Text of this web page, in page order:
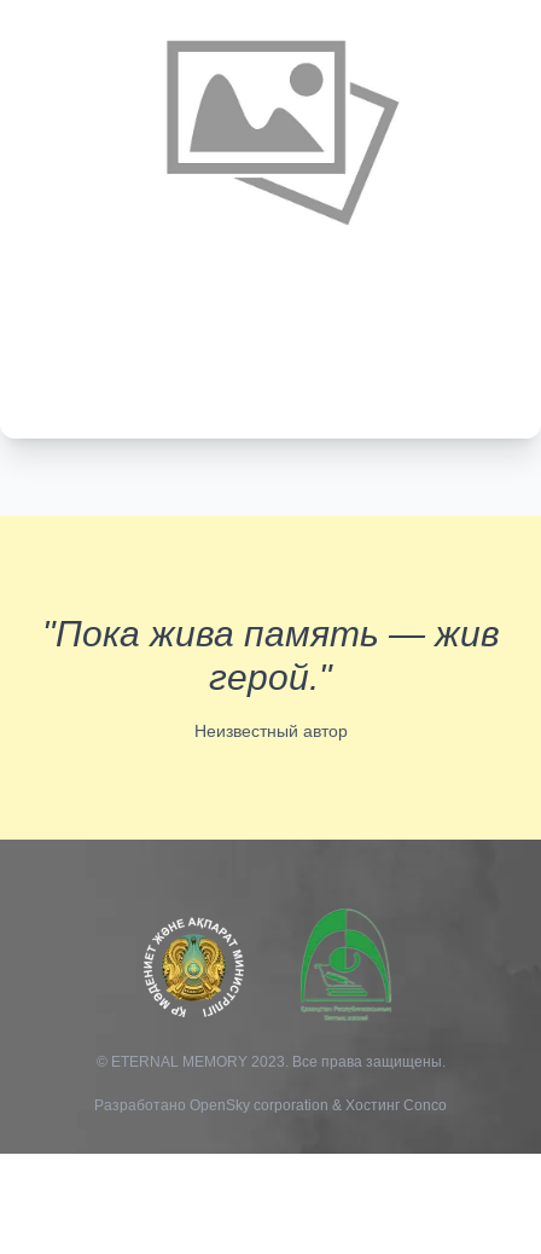
"Пока жива память — жив
герой."
Неизвестный автор
© ETERNAL MEMORY 2023. Все права защищены.
Разработано OpenSky corporation & Хостинг Conco